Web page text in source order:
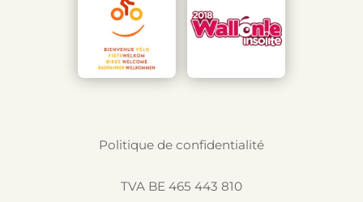
Politique de confidentialité
TVA BE 465 443 810